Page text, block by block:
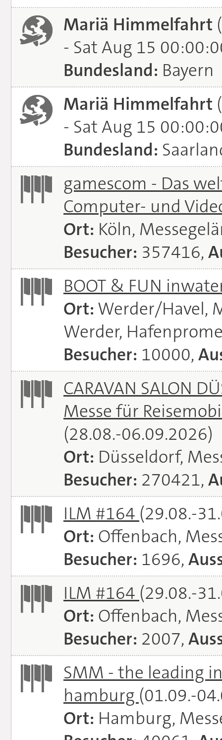
Mariä Himmelfahrt
- Sat Aug 15
Bundesland: Bayern
Mariä Himmelfahrt
- Sat Aug 15
Bundesland:
gamescom - Das
Computer- und
Ort: Köln,
Besucher: 357416,
BOOT & FUN
Ort: Werder/Havel,
Werder,
Besucher: 10000,
CARAVAN SALON
Messe für
(28.08.-06.09.2026)
Ort: Düsseldorf,
Besucher: 270421,
ILM #164 (29.08.-
Ort: Offenbach,
Besucher: 1696,
ILM #164 (29.08.-
Ort: Offenbach,
Besucher: 2007,
SMM - the leading
hamburg (01.09.-
Ort: Hamburg,